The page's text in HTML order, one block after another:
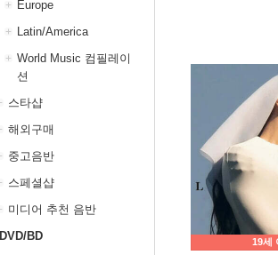
Europe
Latin/America
World Music 컴필레이
션
스타샵
해외구매
중고음반
스페셜샵
미디어 추천 음반
DVD/BD
19세